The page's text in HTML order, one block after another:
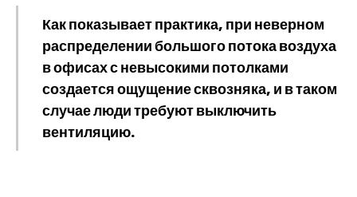
Как показывает практика, при неверном
распределении большого потока воздуха
в офисах с невысокими потолками
создается ощущение сквозняка, и в таком
случае люди требуют выключить
вентиляцию.